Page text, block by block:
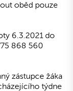
oběd pouze
6.3.2021 do
868 560
zástupce žáka
týdne